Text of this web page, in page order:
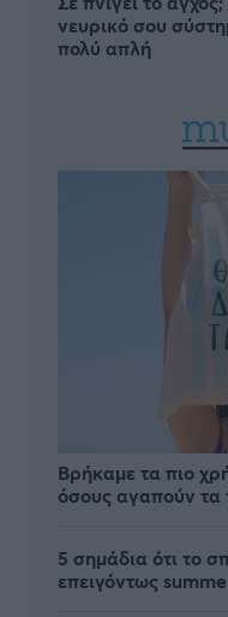
νευρικό σου
πολύ απλή
Βρήκαμε τα πιο
όσους αγαπούν τα
5 σημάδια ότι το
επειγόντως